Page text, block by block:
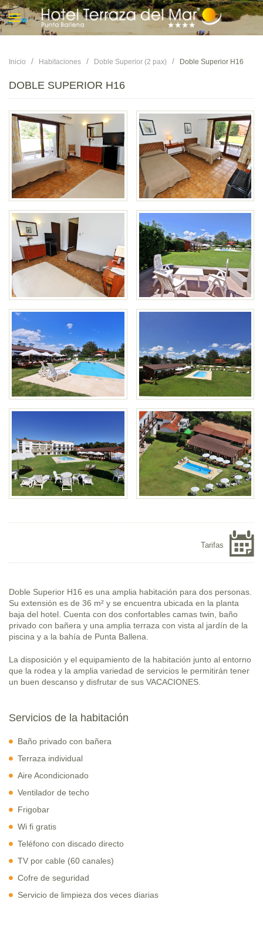
Inicio Habitaciones Doble Superior (2 pax) Doble Superior H16
DOBLE SUPERIOR H16
Tarifas
Doble Superior H16 es una amplia habitación para dos personas.
Su extensión es de 36 m² y se encuentra ubicada en la planta
baja del hotel. Cuenta con dos confortables camas twin, baño
privado con bañera y una amplia terraza con vista al jardín de la
piscina y a la bahía de Punta Ballena.
La disposición y el equipamiento de la habitación junto al entorno
que la rodea y la amplia variedad de servicios le permitirán tener
un buen descanso y disfrutar de sus VACACIONES.
Servicios de la habitación
Baño privado con bañera
Terraza individual
Aire Acondicionado
Ventilador de techo
Frigobar
Wi fi gratis
Teléfono con discado directo
TV por cable (60 canales)
Cofre de seguridad
Servicio de limpieza dos veces diarias